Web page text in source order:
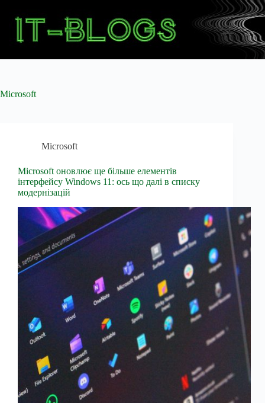
Microsoft
Microsoft
Microsoft оновлює ще більше елементів
інтерфейсу Windows 11: ось що далі в списку
модернізацій